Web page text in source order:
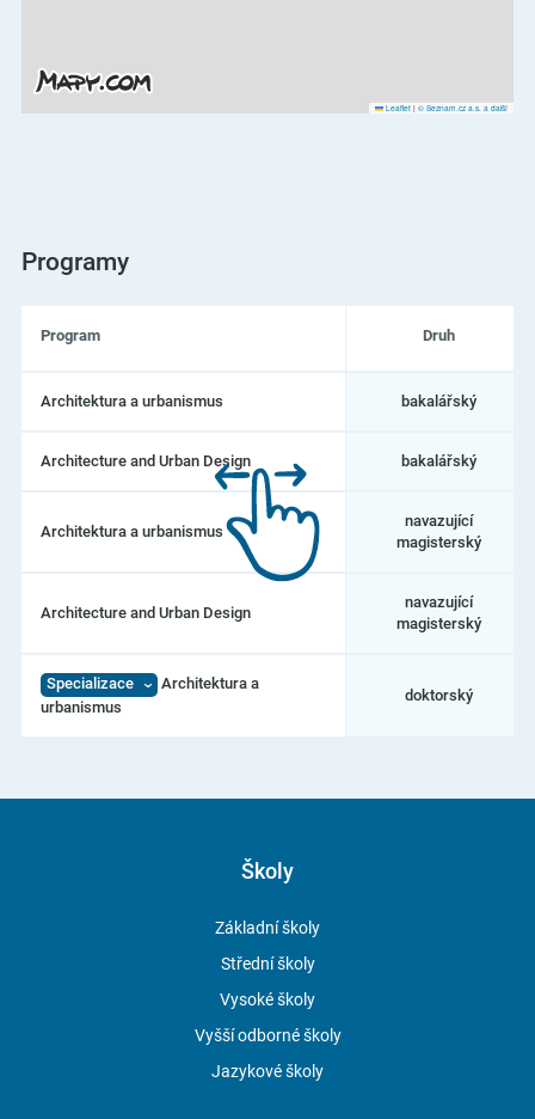
Leaflet | © Seznam.cz a.s. a další
Programy
programů
učení
Brně
Program Druh
Architektura a urbanismus bakalářský
Architecture and Urban Design bakalářský
Architektura a urbanismus
navazující
magisterský
Architecture and Urban Design
navazující
magisterský
Specializace
Architektura a
urbanismus
doktorský
Školy
Základní školy
Střední školy
Vysoké školy
Vyšší odborné školy
Jazykové školy